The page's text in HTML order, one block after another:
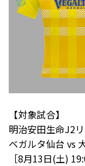
【対象試合】
明治安田生命J2
ベガルタ仙台 vs
［8月13日(土)